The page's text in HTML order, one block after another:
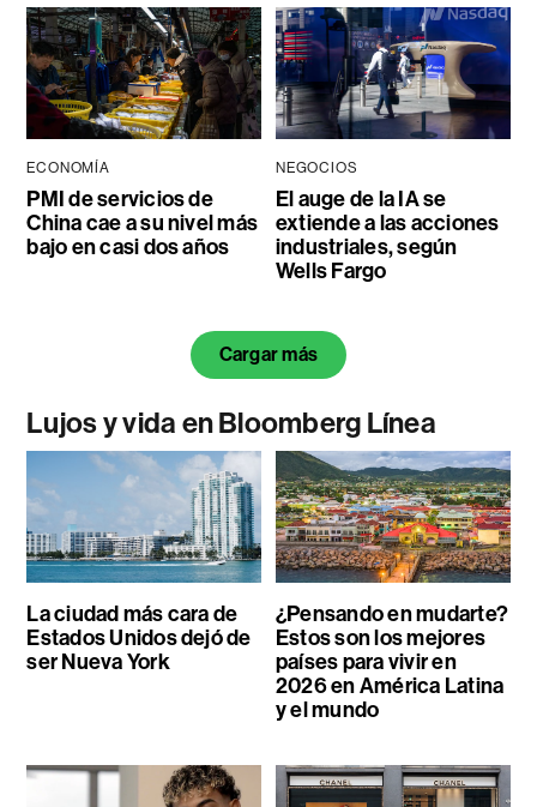
ECONOMÍA
PMI de servicios de
China cae a su nivel más
bajo en casi dos años
NEGOCIOS
El auge de la IA se
extiende a las acciones
industriales, según
Wells Fargo
Cargar más
Lujos y vida en Bloomberg Línea
La ciudad más cara de
Estados Unidos dejó de
ser Nueva York
¿Pensando en mudarte?
Estos son los mejores
países para vivir en
2026 en América Latina
y el mundo